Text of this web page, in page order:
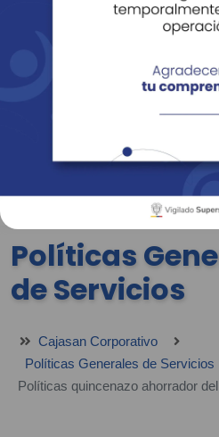
Revista Fácil Vivir
Sedes
Políticas
de Servicios
Cajasan Corporativo
Políticas Generales de Servicios